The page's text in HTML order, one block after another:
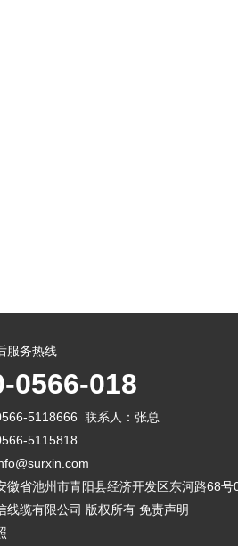
服务热线
0566-018
5118666 联系人：张总
5115818
徽省池州市青阳县经济开发区东河路68号
线缆有限公司 版权所有 免责声明